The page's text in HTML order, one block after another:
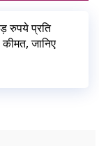
रुपये प्रति
जानिए